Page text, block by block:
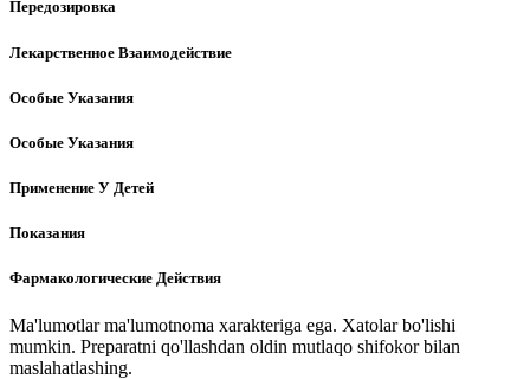
Передозировка
Лекарственное Взаимодействие
Особые Указания
Особые Указания
Применение У Детей
Показания
Фармакологические Действия
Ma'lumotlar ma'lumotnoma xarakteriga ega. Xatolar bo'lishi
mumkin. Preparatni qo'llashdan oldin mutlaqo shifokor bilan
maslahatlashing.